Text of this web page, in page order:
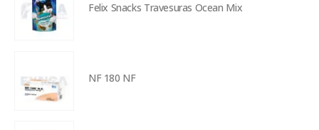
Felix Snacks Travesuras Ocean Mix
NF 180 NF